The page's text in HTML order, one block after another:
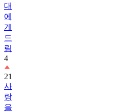
대
에
게
드
림
4
21
사
랑
을